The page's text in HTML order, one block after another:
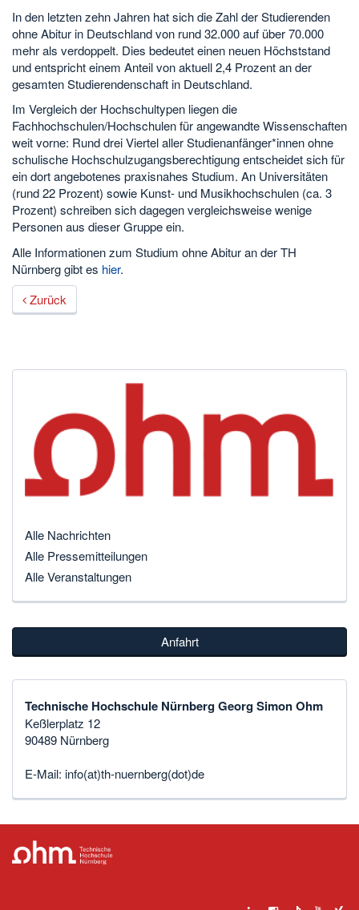
In den letzten zehn Jahren hat sich die Zahl der Studierenden
ohne Abitur in Deutschland von rund 32.000 auf über 70.000
mehr als verdoppelt. Dies bedeutet einen neuen Höchststand
und entspricht einem Anteil von aktuell 2,4 Prozent an der
gesamten Studierendenschaft in Deutschland.
Im Vergleich der Hochschultypen liegen die
Fachhochschulen/Hochschulen für angewandte Wissenschaften
weit vorne: Rund drei Viertel aller Studienanfänger*innen ohne
schulische Hochschulzugangsberechtigung entscheidet sich für
ein dort angebotenes praxisnahes Studium. An Universitäten
(rund 22 Prozent) sowie Kunst- und Musikhochschulen (ca. 3
Prozent) schreiben sich dagegen vergleichsweise wenige
Personen aus dieser Gruppe ein.
Alle Informationen zum Studium ohne Abitur an der TH
Nürnberg gibt es hier.
Zurück
Alle Nachrichten
Alle Pressemitteilungen
Alle Veranstaltungen
Anfahrt
Technische Hochschule Nürnberg Georg Simon Ohm
Keßlerplatz 12
90489 Nürnberg
E-Mail: info(at)th-nuernberg(dot)de